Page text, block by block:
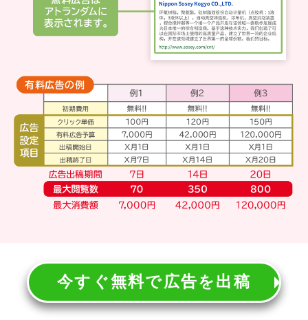
今すぐ無料で広告を出稿